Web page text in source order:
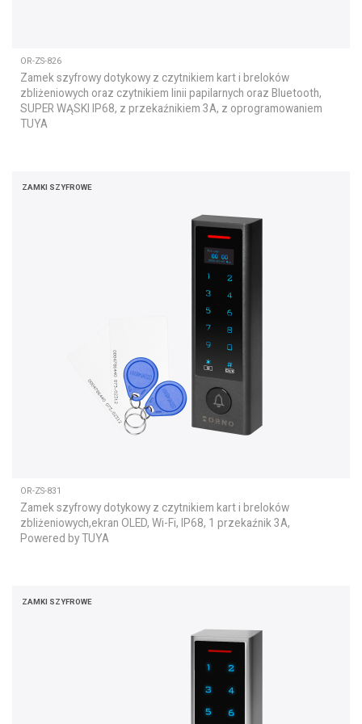
OR-ZS-826
Zamek szyfrowy dotykowy z czytnikiem kart i breloków
zbliżeniowych oraz czytnikiem linii papilarnych oraz Bluetooth,
SUPER WĄSKI IP68, z przekaźnikiem 3A, z oprogramowaniem
TUYA
ZAMKI SZYFROWE
OR-ZS-831
Zamek szyfrowy dotykowy z czytnikiem kart i breloków
zbliżeniowych,ekran OLED, Wi-Fi, IP68, 1 przekaźnik 3A,
Powered by TUYA
ZAMKI SZYFROWE